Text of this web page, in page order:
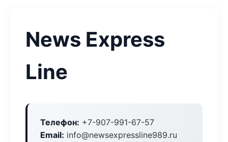
News Express
Line
Телефон: +7-907-991-67-57
Email: info@newsexpressline989.ru